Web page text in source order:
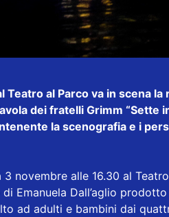
Teatro al Parco va in scena
dei fratelli Grimm “Sette
la scenografia e i
novembre alle 16.30 al
Emanuela Dall’aglio
ad adulti e bambini dai